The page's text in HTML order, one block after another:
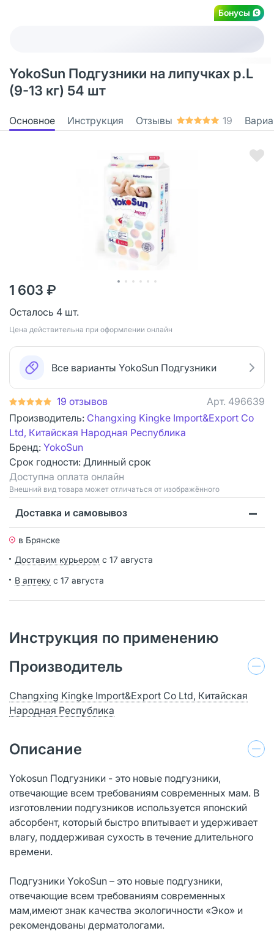
Бонусы
YokoSun Подгузники на липучках р.L
(9-13 кг) 54 шт
Основное Инструкция Отзывы 19
1 603 ₽
Осталось 4 шт.
Цена действительна при оформлении онлайн
Все варианты YokoSun Подгузники
19 отзывов Арт. 496639
Производитель: Changxing Kingke Import&Export Co
Ltd, Китайская Народная Республика
Бренд: YokoSun
Срок годности: Длинный срок
Доступна оплата онлайн
Bнешний вид товара может отличаться от изображённого
Доставка и самовывоз
в Брянске
Доставим курьером с 17 августа
В аптеку с 17 августа
Инструкция по применению
Производитель
Changxing Kingke Import&Export Co Ltd, Китайская
Народная Республика
Описание
Yokosun Подгузники - это новые подгузники,
отвечающие всем требованиям современных мам. В
изготовлении подгузников используется японский
абсорбент, который быстро впитывает и удерживает
влагу, поддерживая сухость в течение длительного
времени.
Подгузники YokoSun – это новые подгузники,
отвечающие всем требованиям современных
мам,имеют знак качества экологичности «Эко» и
рекомендованы дерматологами.